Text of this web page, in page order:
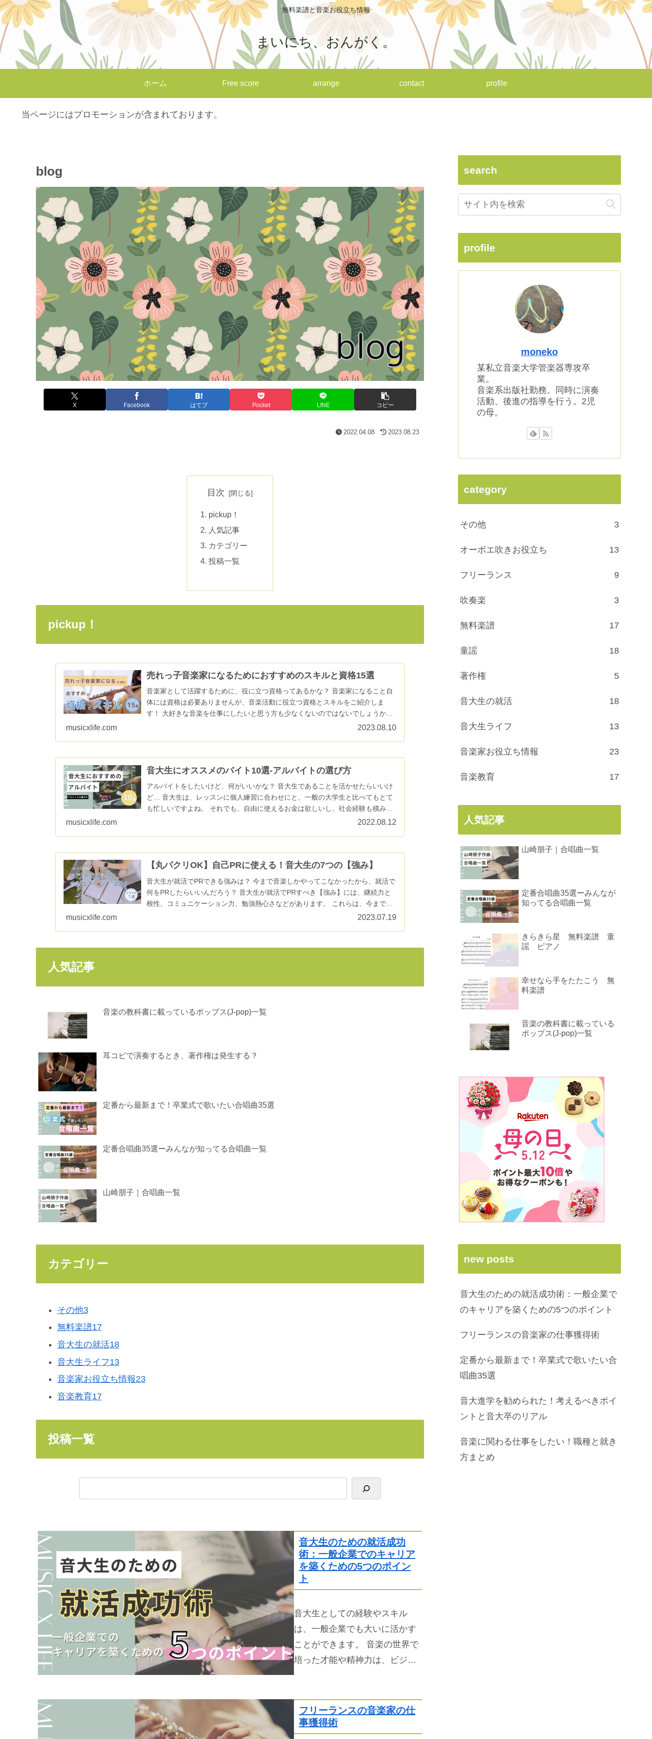
無料楽譜と音楽お役立ち情報
まいにち、おんがく。
ホーム Free score arrange contact profile
当ページにはプロモーションが含まれております。
blog
X Facebook はてブ Pocket LINE コピー
2022.04.08 2023.08.23
目次
pickup！
人気記事
カテゴリー
投稿一覧
pickup！
売れっ子音楽家になるためにおすすめのスキルと資格15選
音楽家として活躍するために、役に立つ資格ってあるかな？ 音楽家になること自
体には資格は必要ありませんが、音楽活動に役立つ資格とスキルをご紹介しま
す！ 大好きな音楽を仕事にしたいと思う方も少なくないのではないでしょうか。
musicxlife.com 2023.08.10
音大生にオススメのバイト10選‐アルバイトの選び方
アルバイトをしたいけど、何がいいかな？ 音大生であることを活かせたらいいけ
ど… 音大生は、レッスンに個人練習に合わせにと、一般の大学生と比べてもとて
も忙しいですよね。 それでも、自由に使えるお金は欲しいし、社会経験も積みた
musicxlife.com 2022.08.12
【丸パクリOK】自己PRに使える！音大生の7つの【強み】
音大生が就活でPRできる強みは？ 今まで音楽しかやってこなかったから、就活で
何をPRしたらいいんだろう？ 音大生が就活でPRすべき【強み】には、継続力と
根性、コミュニケーション力、勉強熱心さなどがあります。 これらは、今まで音
musicxlife.com 2023.07.19
人気記事
音楽の教科書に載っているポップス(J-pop)一覧
耳コピで演奏するとき、著作権は発生する？
定番から最新まで！卒業式で歌いたい合唱曲35選
定番合唱曲35選ーみんなが知ってる合唱曲一覧
山崎朋子｜合唱曲一覧
カテゴリー
その他3
無料楽譜17
音大生の就活18
音大生ライフ13
音楽家お役立ち情報23
音楽教育17
投稿一覧
音大生のための就活成功
術：一般企業でのキャリア
を築くための5つのポイン
ト
音大生としての経験やスキル
は、一般企業でも大いに活かす
ことができます。 音楽の世界で
培った才能や精神力は、ビジ…
フリーランスの音楽家の仕
事獲得術
search
profile
moneko
某私立音楽大学管楽器専攻卒
業。
音楽系出版社勤務。同時に演奏
活動、後進の指導を行う。2児
の母。
category
その他 3
オーボエ吹きお役立ち 13
フリーランス 9
吹奏楽 3
無料楽譜 17
童謡 18
著作権 5
音大生の就活 18
音大生ライフ 13
音楽家お役立ち情報 23
音楽教育 17
人気記事
山崎朋子｜合唱曲一覧
定番合唱曲35選ーみんなが
知ってる合唱曲一覧
きらきら星 無料楽譜 童
謡 ピアノ
幸せなら手をたたこう 無
料楽譜
音楽の教科書に載っている
ポップス(J-pop)一覧
new posts
音大生のための就活成功術：一般企業で
のキャリアを築くための5つのポイント
フリーランスの音楽家の仕事獲得術
定番から最新まで！卒業式で歌いたい合
唱曲35選
音大進学を勧められた！考えるべきポイ
ントと音大卒のリアル
音楽に関わる仕事をしたい！職種と就き
方まとめ